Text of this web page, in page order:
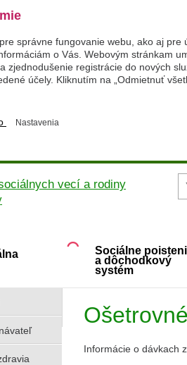
správne fungovanie webu, ako aj
o Vás. Webovým stránkam
zjednodušenie registrácie do nových
účely. Kliknutím na „Odmietnuť
Nastavenia
vecí a rodiny
Sociálne
a dôchodkový
systém
Informácie o dávkach